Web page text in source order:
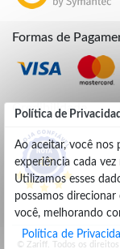
Política de
Ao aceitar, você nos
experiência cada
Utilizamos esses
possamos
você, melhorando
Política de
Formas de
Credibilidade
4.9
© Zariff. Todos os